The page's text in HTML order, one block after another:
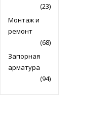
(23)
Монтаж и
ремонт
(68)
Запорная
арматура
(94)